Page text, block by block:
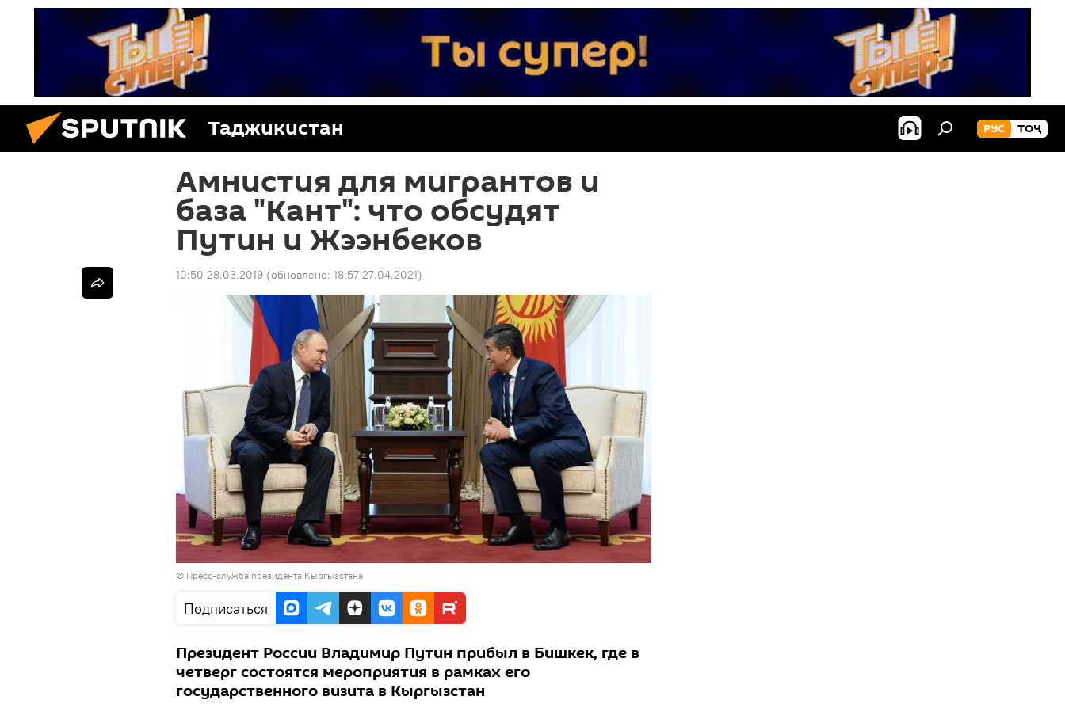
Таджикистан РУС ТОҶ
Амнистия для мигрантов и
база "Кант": что обсудят
Путин и Жээнбеков
10:50 28.03.2019 (обновлено: 18:57 27.04.2021)
© Пресс-служба президента Кыргызстана
Подписаться
Президент России Владимир Путин прибыл в Бишкек, где в
четверг состоятся мероприятия в рамках его
государственного визита в Кыргызстан